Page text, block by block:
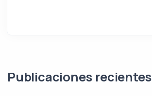
Publicaciones recientes